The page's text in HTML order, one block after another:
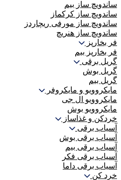
ساندویچ ساز بیم
ساندویچ ساز کرکماز
ساندویچ ساز مورفی ریچاردز
ساندویچ ساز هنریچ
فر بخارپز
فر بخارپز بیم
گریل برقی
گریل بوش
گریل بیم
مایکروویو و مایکروفر
مایکروویو ال جی
مایکروویو بوش
خردکن و غذاساز
آسیاب برقی
آسیاب برقی بوش
آسیاب برقی بیم
آسیاب برقی فکر
آسیاب برقی داما
خرد کن